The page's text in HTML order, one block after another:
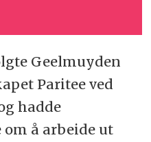
Geelmuyden
Paritee ved
hadde
å arbeide ut